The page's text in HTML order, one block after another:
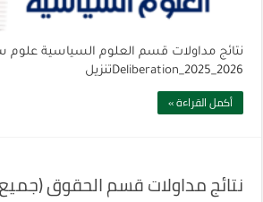
نتائج مداولات قسم العلوم السياسية علوم
Deliberation_2025_2026تنزيل
أكمل القراءة »
نتائج مداولات قسم الحقوق